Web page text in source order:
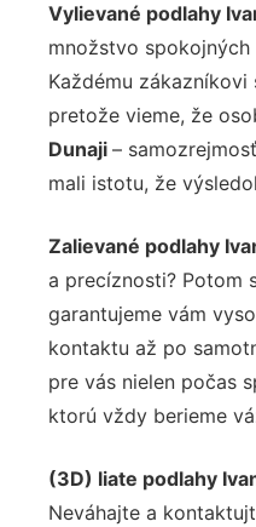
Vylievané podlahy
množstvo
Každému
pretože vieme, že
Dunaji –
mali istotu, že
Zalievané podlahy
a precíznosti? Potom
garantujeme vám
kontaktu až po
pre vás nielen počas
ktorú vždy berieme
(3D) liate podlahy
Neváhajte a